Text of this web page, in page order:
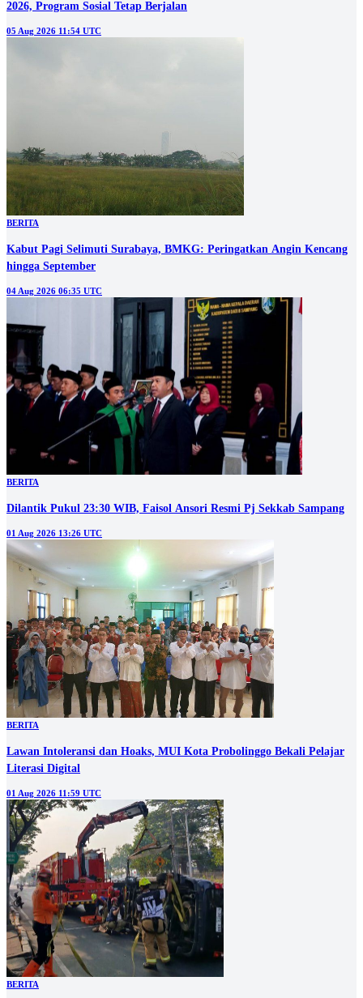
2026, Program Sosial Tetap Berjalan
05 Aug 2026 11:54 UTC
BERITA
Kabut Pagi Selimuti Surabaya, BMKG: Peringatkan Angin Kencang
hingga September
04 Aug 2026 06:35 UTC
BERITA
Dilantik Pukul 23:30 WIB, Faisol Ansori Resmi Pj Sekkab Sampang
01 Aug 2026 13:26 UTC
BERITA
‎Lawan Intoleransi dan Hoaks, MUI Kota Probolinggo Bekali Pelajar
Literasi Digital
01 Aug 2026 11:59 UTC
BERITA